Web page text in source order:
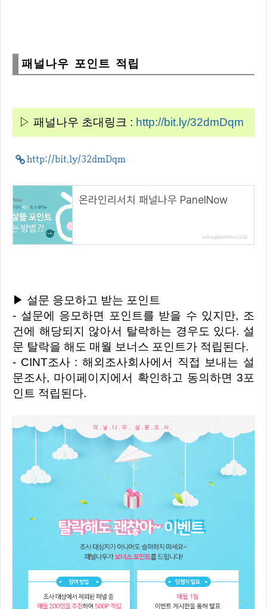
패널나우 포인트 적립
▷ 패널나우 초대링크 : http://bit.ly/32dmDqm
http://bit.ly/32dmDqm
온라인리서치 패널나우 PanelNow
www.panelnow.co.kr
▶ 설문 응모하고 받는 포인트
- 설문에 응모하면 포인트를 받을 수 있지만, 조
건에 해당되지 않아서 탈락하는 경우도 있다. 설
문 탈락을 해도 매월 보너스 포인트가 적립된다.
- CINT조사 : 해외조사회사에서 직접 보내는 설
문조사, 마이페이지에서 확인하고 동의하면 3포
인트 적립된다.